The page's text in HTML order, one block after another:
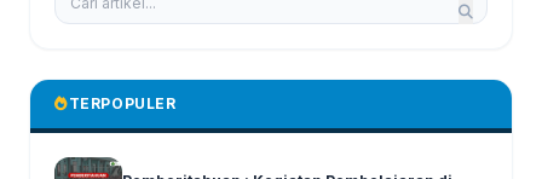
TERPOPULER